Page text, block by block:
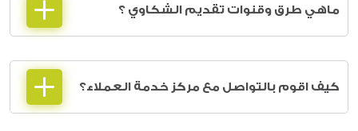
ماهي طرق وقنوات تقديم الشكاوي ؟
كيف اقوم بالتواصل مع مركز خدمة العملاء؟